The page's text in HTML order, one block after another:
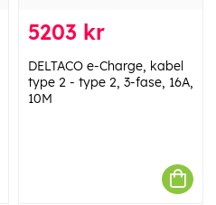
5203 kr
DELTACO e-Charge, kabel
type 2 - type 2, 3-fase, 16A,
10M